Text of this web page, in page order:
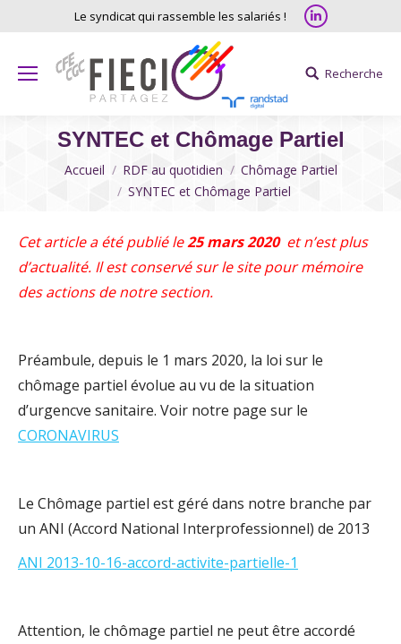
Le syndicat qui rassemble les salariés ! Linkedin
Search:
Recherche
SYNTEC et Chômage Partiel
Vous êtes ici
Accueil RDF au quotidien
Chômage Partiel
SYNTEC et Chômage Partiel
Cet article a été publié le25 mars 2020 et n’est plus
d’actualité. Il est conservé sur le site pour mémoire
des actions de notre section.
Préambule, depuis le 1 mars 2020, la loi sur le
chômage partiel évolue au vu de la situation
d’urgencve sanitaire. Voir notre page sur le
CORONAVIRUS
Le Chômage partiel est géré dans notre branche par
un ANI (Accord National Interprofessionnel) de 2013
ANI 2013-10-16-accord-activite-partielle-1
Attention, le chômage partiel ne peut être accordé